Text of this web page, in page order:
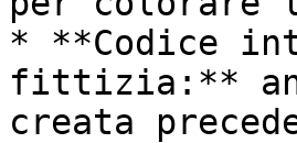
* **Codice
fittizia:**
creata